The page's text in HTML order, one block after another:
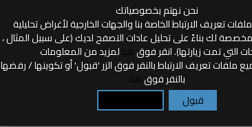
نحن نهتم بخصوصياتك
تعريف الارتباط الخاصة بنا والجهات الخارجية لأغراض تحليلية
مخصصة لك بناءً على تحليل عادات التصفح لديك (على سبيل المثال ،
التي تمت زيارتها). انقر فوق لمزيد من المعلومات
تعريف الارتباط بالنقر فوق الزر 'قبول' أو تكوينها / رفضها
بالنقر فوق
قبول